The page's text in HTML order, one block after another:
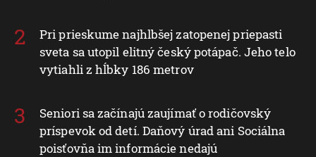
Pri prieskume najhlbšej zatopenej priepasti
sveta sa utopil elitný český potápač. Jeho telo
vytiahli z hĺbky 186 metrov
Seniori sa začínajú zaujímať o rodičovský
príspevok od detí. Daňový úrad ani Sociálna
poisťovňa im informácie nedajú